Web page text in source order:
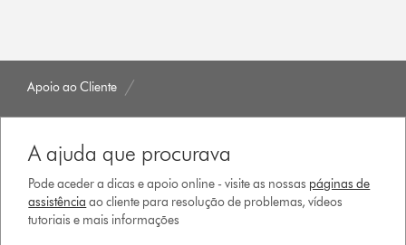
Apoio ao Cliente
A ajuda que procurava
Pode aceder a dicas e apoio online - visite as nossas páginas de
assistência ao cliente para resolução de problemas, vídeos
tutoriais e mais informações